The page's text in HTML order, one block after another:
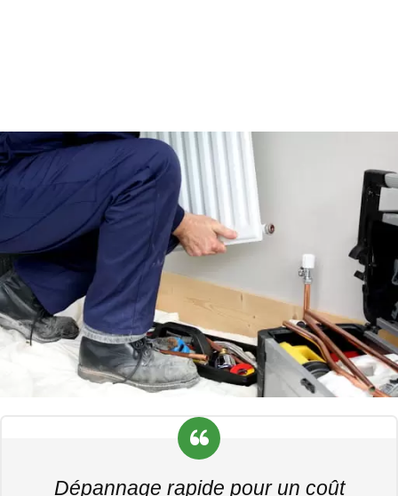
Dépannage rapide pour un coût